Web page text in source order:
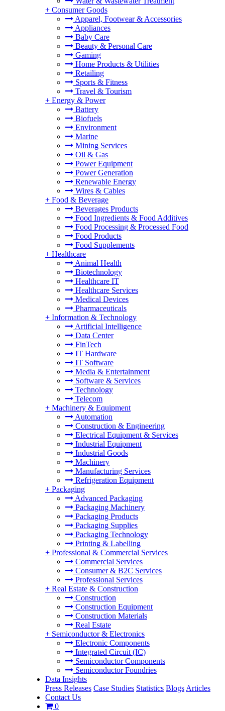
+ Consumer Goods
Apparel, Footwear & Accessories
Appliances
Baby Care
Beauty & Personal Care
Gaming
Home Products & Utilities
Retailing
Sports & Fitness
Travel & Tourism
+ Energy & Power
Battery
Biofuels
Environment
Marine
Mining Services
Oil & Gas
Power Equipment
Power Generation
Renewable Energy
Wires & Cables
+ Food & Beverage
Beverages Products
Food Ingredients & Food Additives
Food Processing & Processed Food
Food Products
Food Supplements
+ Healthcare
Animal Health
Biotechnology
Healthcare IT
Healthcare Services
Medical Devices
Pharmaceuticals
+ Information & Technology
Artificial Intelligence
Data Center
FinTech
IT Hardware
IT Software
Media & Entertainment
Software & Services
Technology
Telecom
+ Machinery & Equipment
Automation
Construction & Engineering
Electrical Equipment & Services
Industrial Equipment
Industrial Goods
Machinery
Manufacturing Services
Refrigeration Equipment
+ Packaging
Advanced Packaging
Packaging Machinery
Packaging Products
Packaging Supplies
Packaging Technology
Printing & Labelling
+ Professional & Commercial Services
Commercial Services
Consumer & B2C Services
Professional Services
+ Real Estate & Construction
Construction
Construction Equipment
Construction Materials
Real Estate
+ Semiconductor & Electronics
Electronic Components
Integrated Circuit (IC)
Semiconductor Components
Semiconductor Foundries
Data Insights
Press Releases Case Studies Statistics Blogs Articles
Contact Us
0